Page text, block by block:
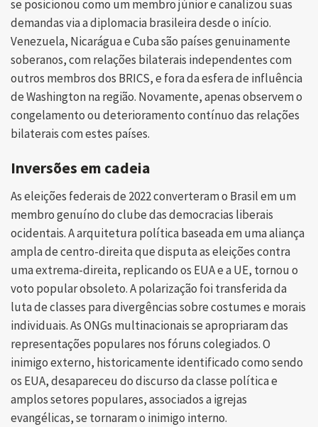
se posicionou como um membro júnior e canalizou suas
demandas via a diplomacia brasileira desde o início.
Venezuela, Nicarágua e Cuba são países genuinamente
soberanos, com relações bilaterais independentes com
outros membros dos BRICS, e fora da esfera de influência
de Washington na região. Novamente, apenas observem o
congelamento ou deterioramento contínuo das relações
bilaterais com estes países.
Inversões em cadeia
As eleições federais de 2022 converteram o Brasil em um
membro genuíno do clube das democracias liberais
ocidentais. A arquitetura política baseada em uma aliança
ampla de centro-direita que disputa as eleições contra
uma extrema-direita, replicando os EUA e a UE, tornou o
voto popular obsoleto. A polarização foi transferida da
luta de classes para divergências sobre costumes e morais
individuais. As ONGs multinacionais se apropriaram das
representações populares nos fóruns colegiados. O
inimigo externo, historicamente identificado como sendo
os EUA, desapareceu do discurso da classe política e
amplos setores populares, associados a igrejas
evangélicas, se tornaram o inimigo interno.